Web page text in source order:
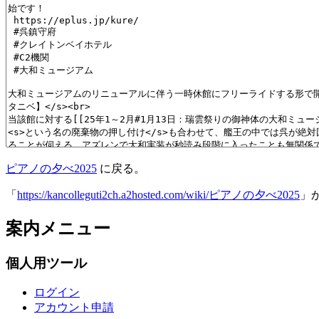
ピアノの夕べ2025 に戻る。
「 https://kancolleguti2ch.a2hosted.com/wiki/ピアノの夕べ2025 」
案内メニュー
個人用ツール
ログイン
アカウント申請